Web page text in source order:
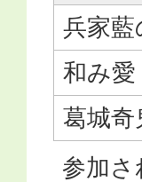
兵家藍
和み愛
葛城奇
参加